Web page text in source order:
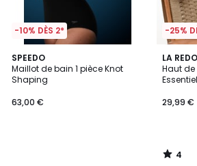
-10% DÈS 2*
SPEEDO
Maillot de bain 1 pièce Knot
Shaping
63,00 €
-25%
LA
Haut
Essentiel
29,99 €
4
/
5
2
4
/